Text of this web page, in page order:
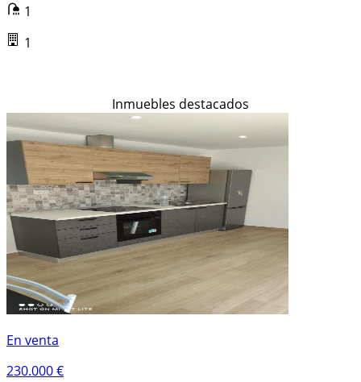
1
1
Inmuebles destacados
En venta
230.000 €